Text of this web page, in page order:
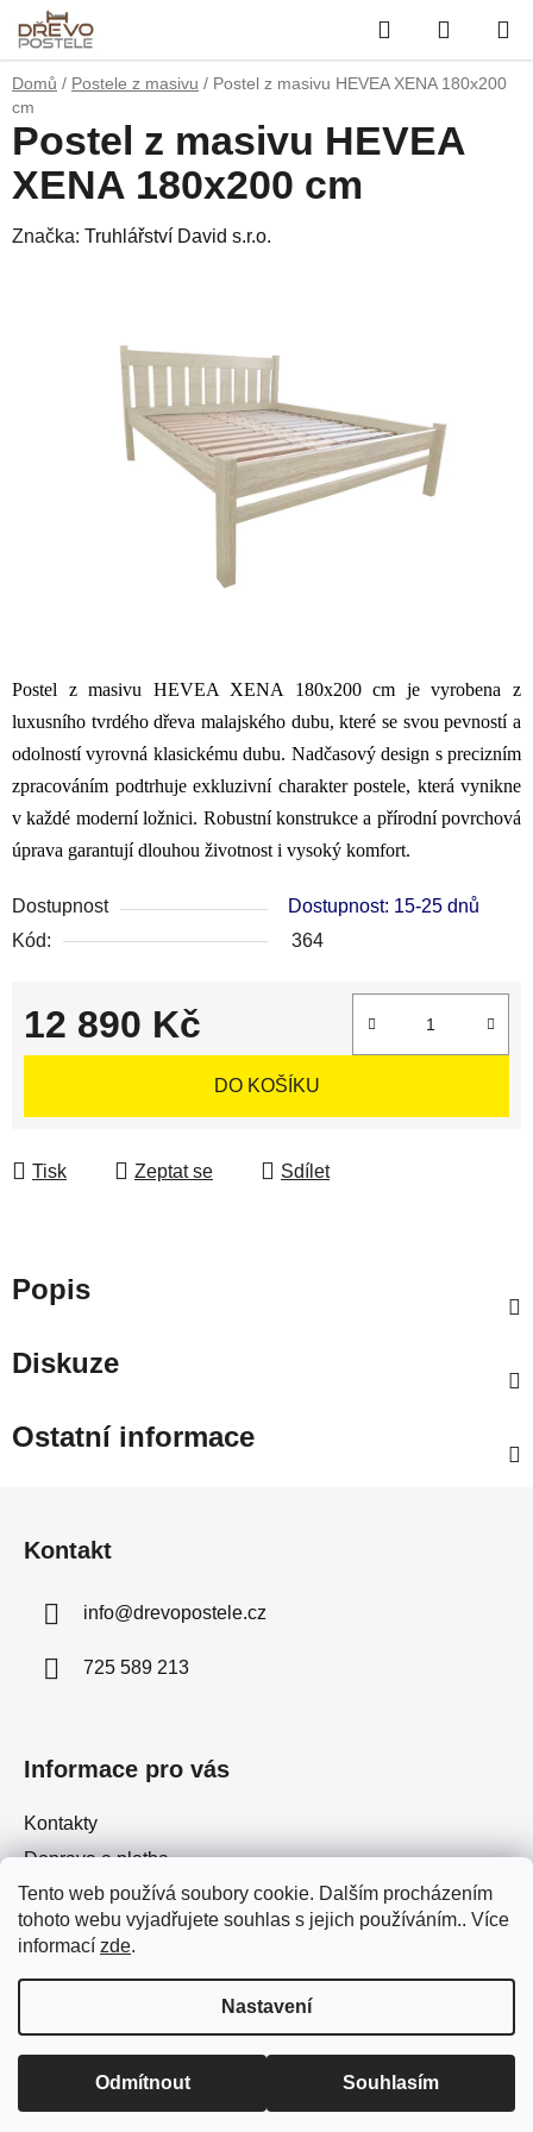
Tento web používá soubory cookie. Dalším procházením
tohoto webu vyjadřujete souhlas s jejich používáním.. Více
informací zde.
Nastavení
Odmítnout Souhlasím
na
obsah
Hledat
KOŠÍK
Domů / Postele z masivu / Postel z masivu HEVEA XENA 180x200
cm
Postel z masivu HEVEA XENA 180x200 cm je vyrobena z
luxusního tvrdého dřeva malajského dubu, které se svou pevností a
odolností vyrovná klasickému dubu. Nadčasový design s precizním
zpracováním podtrhuje exkluzivní charakter postele, která vynikne
v každé moderní ložnici. Robustní konstrukce a přírodní povrchová
úprava garantují dlouhou životnost i vysoký komfort.
Dostupnost
Dostupnost: 15-25 dnů
Kód:
364
12 890 Kč
Měrná cena:
DO KOŠÍKU
Tisk Zeptat se Sdílet
Postel z masivu HEVEA
XENA 180x200 cm
Značka: Truhlářství David s.r.o.
Popis
Diskuze
Ostatní informace
Kontakt
info@drevopostele.cz
725 589 213
Informace pro vás
Kontakty
Doprava a platba
Jak nakupovat
Obchodní podmínky
Vytvořil Shoptet
Copyright 2026
. Všechna práva
vyhrazena.Upravit nastavení cookies